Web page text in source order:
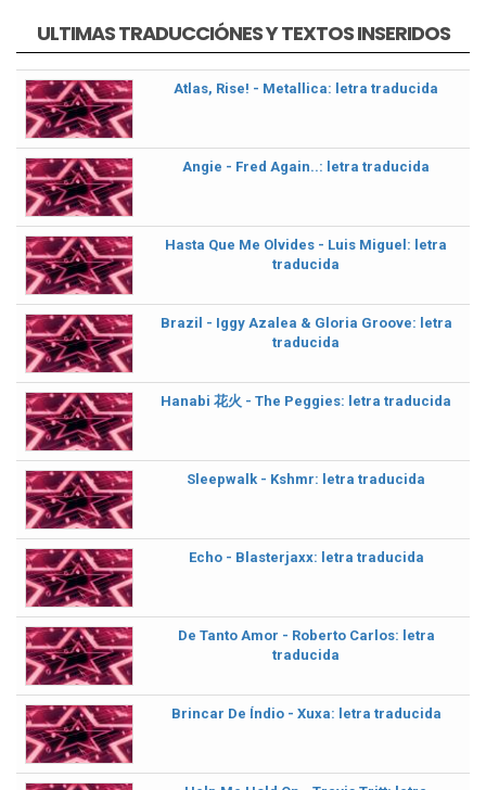
ULTIMAS TRADUCCIÓNES Y TEXTOS INSERIDOS
Atlas, Rise! - Metallica: letra traducida
Angie - Fred Again..: letra traducida
Hasta Que Me Olvides - Luis Miguel: letra
traducida
Brazil - Iggy Azalea & Gloria Groove: letra
traducida
Hanabi 花火 - The Peggies: letra traducida
Sleepwalk - Kshmr: letra traducida
Echo - Blasterjaxx: letra traducida
De Tanto Amor - Roberto Carlos: letra
traducida
Brincar De Índio - Xuxa: letra traducida